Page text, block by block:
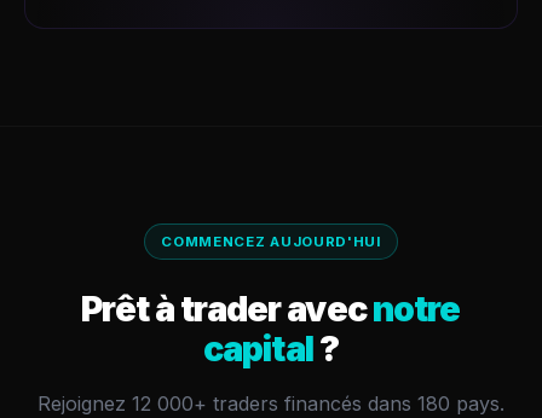
COMMENCEZ AUJOURD'HUI
Prêt à trader avecnotre
capital?
Rejoignez 12 000+ traders financés dans 180 pays.